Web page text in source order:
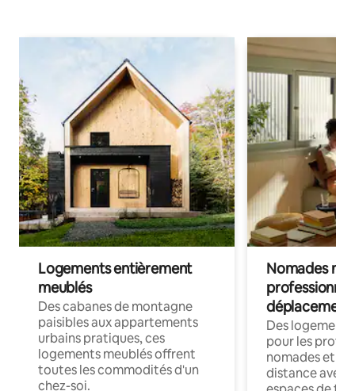
Logements entièrement
meublés
Des cabanes de montagne
paisibles aux appartements
urbains pratiques, ces
logements meublés offrent
toutes les commodités d'un
chez-soi.
Nomades
déplacement
Des
pour les
nomades et
distance avec